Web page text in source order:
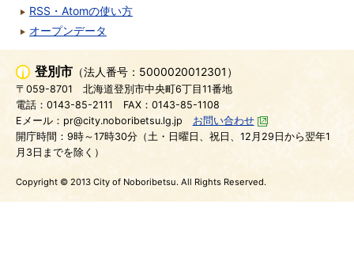
RSS・Atomの使い方
オープンデータ
登別市 （法人番号：5000020012301）
〒059-8701
北海道登別市中央町6丁目11番地
電話：0143-85-2111
FAX：0143-85-1108
Eメール：pr@city.noboribetsu.lg.jp
お問い合わせ
開庁時間：9時～17時30分（土・日曜日、祝日、12月29日から翌年1
月3日までを除く）
Copyright © 2013 City of Noboribetsu. All Rights Reserved.